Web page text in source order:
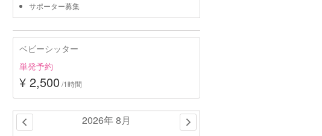
サポーター募集
ベビーシッター
単発予約
¥ 2,500 /1時間
2026年 8月